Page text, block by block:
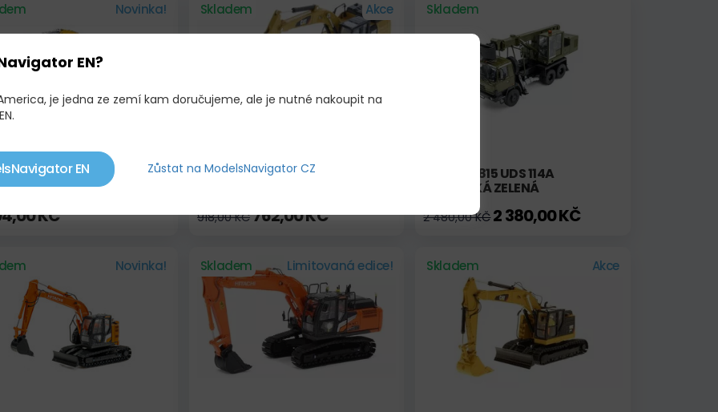
Novinka!
R998 SME
KČ
Skladem Akce
CAT 320F L BAGR
918,00 KČ762,00 KČ
Skladem
TATRA T815 UDS 114A
VOJENSKÁ ZELENÁ
2 480,00 KČ2 380,00 KČ
Novinka! Skladem Limitovaná edice! Skladem Akce
EN?
je jedna ze zemí kam doručujeme, ale je nutné nakoupit na
EN Zůstat na ModelsNavigator CZ